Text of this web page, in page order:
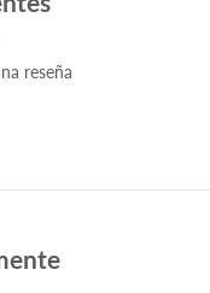
reseña